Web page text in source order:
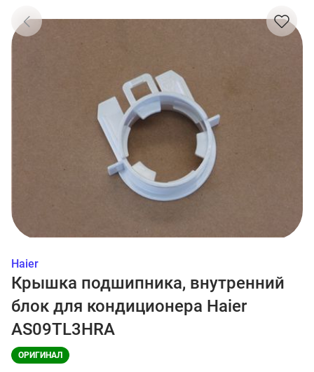
Haier
Крышка подшипника, внутренний
блок для кондиционера Haier
AS09TL3HRA
ОРИГИНАЛ